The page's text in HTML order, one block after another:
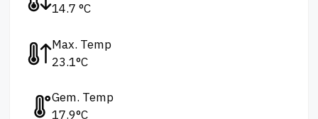
14.7 °C
Max. Temp
23.1°C
Gem. Temp
17.9°C